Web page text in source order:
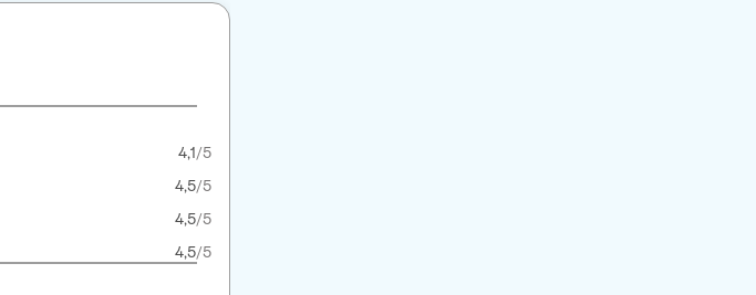
4,1/5
4,5/5
4,5/5
4,5/5